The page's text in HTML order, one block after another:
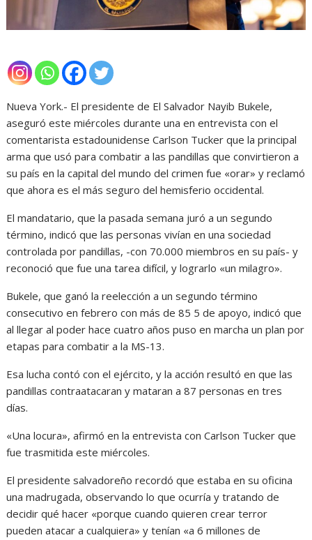
Nueva York.- El presidente de El Salvador Nayib Bukele,
aseguró este miércoles durante una en entrevista con el
comentarista estadounidense Carlson Tucker que la principal
arma que usó para combatir a las pandillas que convirtieron a
su país en la capital del mundo del crimen fue «orar» y reclamó
que ahora es el más seguro del hemisferio occidental.
El mandatario, que la pasada semana juró a un segundo
término, indicó que las personas vivían en una sociedad
controlada por pandillas, -con 70.000 miembros en su país- y
reconoció que fue una tarea difícil, y lograrlo «un milagro».
Bukele, que ganó la reelección a un segundo término
consecutivo en febrero con más de 85 5 de apoyo, indicó que
al llegar al poder hace cuatro años puso en marcha un plan por
etapas para combatir a la MS-13.
Esa lucha contó con el ejército, y la acción resultó en que las
pandillas contraatacaran y mataran a 87 personas en tres
días.
«Una locura», afirmó en la entrevista con Carlson Tucker que
fue trasmitida este miércoles.
El presidente salvadoreño recordó que estaba en su oficina
una madrugada, observando lo que ocurría y tratando de
decidir qué hacer «porque cuando quieren crear terror
pueden atacar a cualquiera» y tenían «a 6 millones de